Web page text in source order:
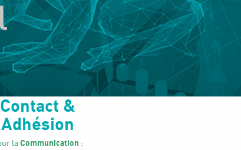
Contact &
Adhésion
laCommunication :